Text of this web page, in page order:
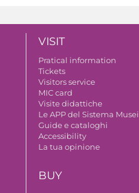
VISIT
Pratical information
Tickets
Visitors service
MIC card
Visite didattiche
Le APP del Sistema Musei
Guide e cataloghi
Accessibility
La tua opinione
BUY